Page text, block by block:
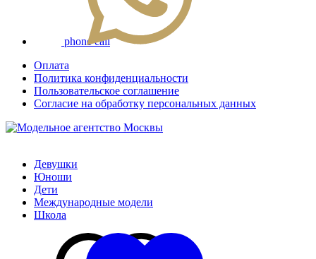
phone call
Оплата
Политика конфиденциальности
Пользовательское соглашение
Согласие на обработку персональных данных
Девушки
Юноши
Дети
Международные модели
Школа